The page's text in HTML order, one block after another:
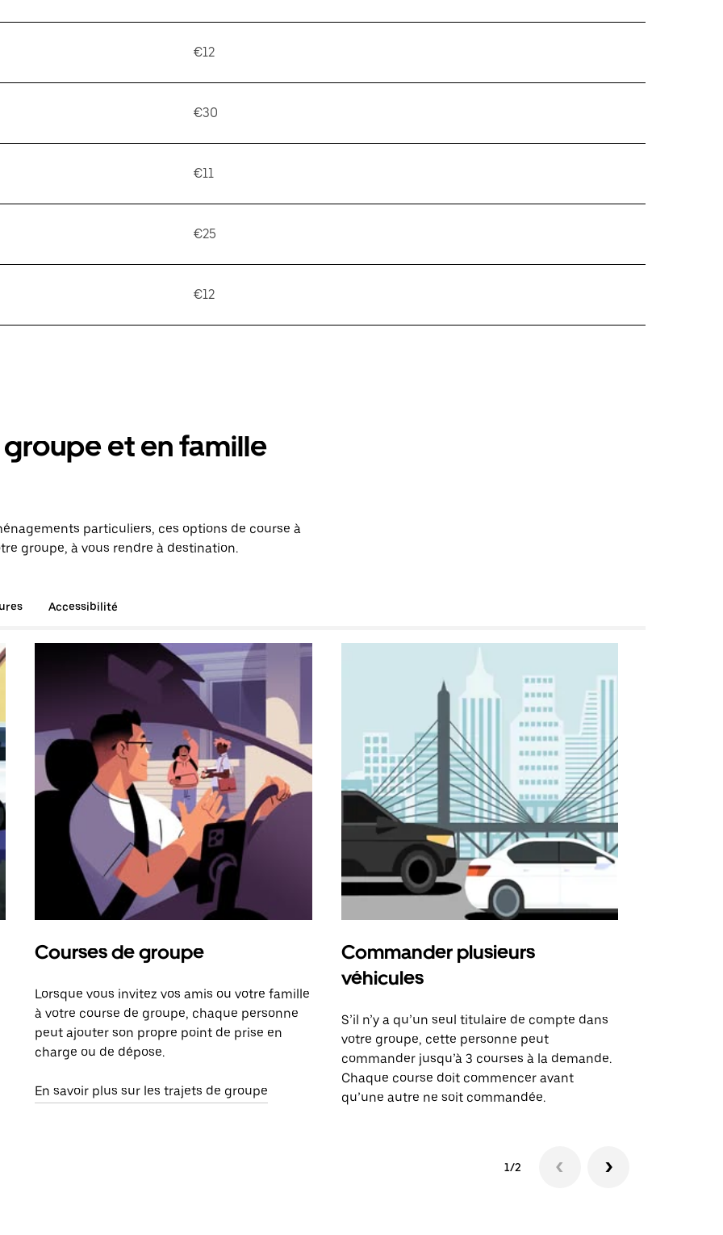
€12
€30
€11
€25
€12
et en famille
particuliers, ces options de course à
groupe, à vous rendre à destination.
Accessibilité
Courses de groupe
Lorsque vous invitez vos amis ou votre famille
à votre course de groupe, chaque personne
peut ajouter son propre point de prise en
charge ou de dépose.
En savoir plus sur les trajets de groupe
Commander plusieurs
véhicules
S’il n’y a qu’un seul titulaire de compte dans
votre groupe, cette personne peut
commander jusqu’à 3 courses à la demande.
Chaque course doit commencer avant
qu’une autre ne soit commandée.
1/2